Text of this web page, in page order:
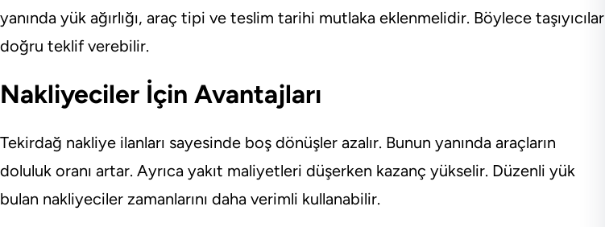
yanında yük ağırlığı, araç tipi ve teslim tarihi mutlaka eklenmelidir. Böylece taşıyıcılar
doğru teklif verebilir.
Nakliyeciler İçin Avantajları
Tekirdağ nakliye ilanları sayesinde boş dönüşler azalır. Bunun yanında araçların
doluluk oranı artar. Ayrıca yakıt maliyetleri düşerken kazanç yükselir. Düzenli yük
bulan nakliyeciler zamanlarını daha verimli kullanabilir.